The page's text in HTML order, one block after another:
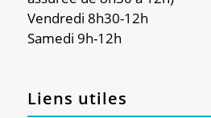
Vendredi 8h30-12h
Samedi 9h-12h
Liens utiles